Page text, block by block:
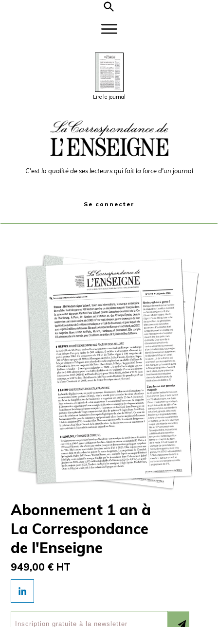
Lire le journal
C'est la qualité de ses lecteurs qui fait la force d'un journal
Se connecter
Abonnement 1 an à
La Correspondance
de l'Enseigne
949,00 € HT